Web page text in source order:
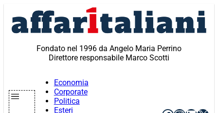
contenuto
Fondato nel 1996 da Angelo Maria Perrino
Direttore responsabile Marco Scotti
Economia
Corporate
Politica
Esteri